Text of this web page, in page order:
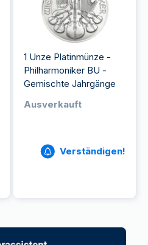
1 Unze Platinmünze -
Philharmoniker BU -
Gemischte Jahrgänge
Ausverkauft
Verständigen!